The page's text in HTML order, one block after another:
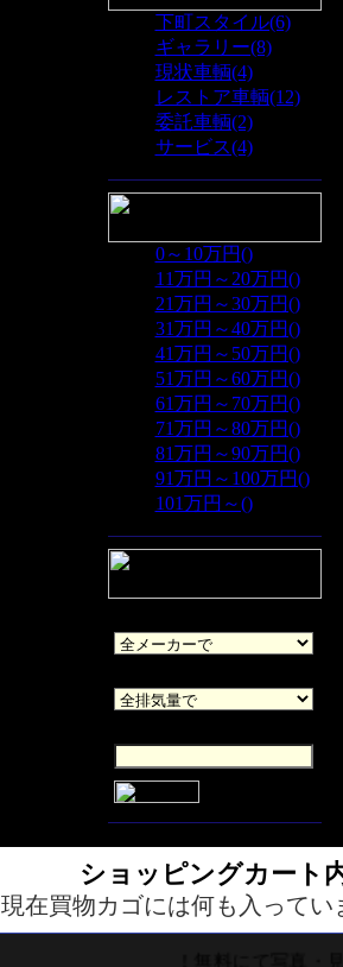
下町スタイル(6)
ギャラリー(8)
現状車輌(4)
レストア車輌(12)
委託車輌(2)
サービス(4)
0～10万円()
11万円～20万円()
21万円～30万円()
31万円～40万円()
41万円～50万円()
51万円～60万円()
61万円～70万円()
71万円～80万円()
81万円～90万円()
91万円～100万円()
101万円～()
ショッピングカート
現在買物カゴには何も入ってい